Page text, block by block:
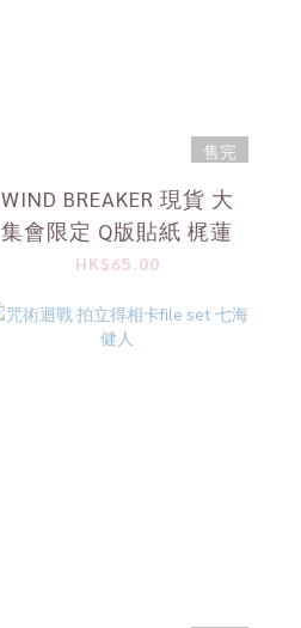
售完
WIND BREAKER 現貨 大
集會限定 Q版貼紙 梶蓮
HK$65.00